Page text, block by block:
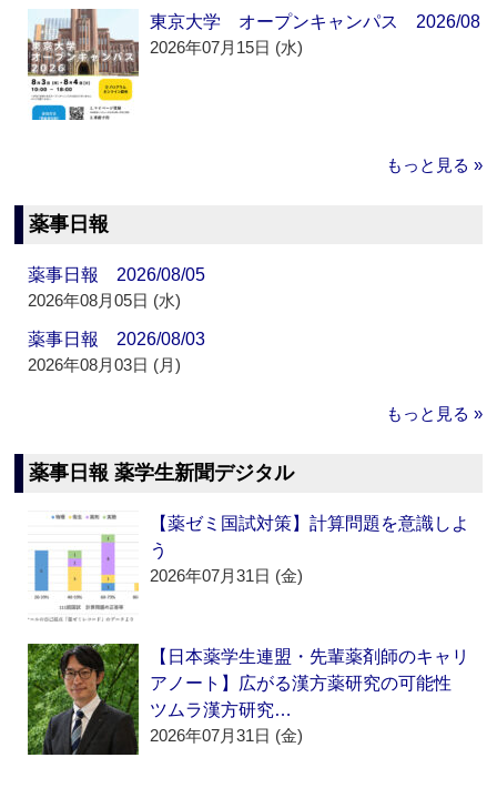
東京大学 オープンキャンパス 2026/08
2026年07月15日 (水)
もっと見る »
薬事日報
薬事日報 2026/08/05
2026年08月05日 (水)
薬事日報 2026/08/03
2026年08月03日 (月)
もっと見る »
薬事日報 薬学生新聞デジタル
【薬ゼミ国試対策】計算問題を意識しよ
う
2026年07月31日 (金)
【日本薬学生連盟・先輩薬剤師のキャリ
アノート】広がる漢方薬研究の可能性
ツムラ漢方研究…
2026年07月31日 (金)